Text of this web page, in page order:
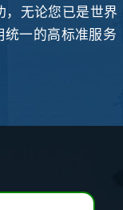
，无论您已是世界
一的高标准服务